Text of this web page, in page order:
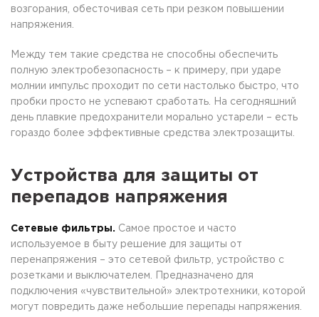
возгорания, обесточивая сеть при резком повышении
напряжения.
Между тем такие средства не способны обеспечить
полную электробезопасность – к примеру, при ударе
молнии импульс проходит по сети настолько быстро, что
пробки просто не успевают сработать. На сегодняшний
день плавкие предохранители морально устарели – есть
гораздо более эффективные средства электрозащиты.
Устройства для защиты от
перепадов напряжения
Сетевые фильтры. Самое простое и часто
используемое в быту решение для защиты от
перенапряжения – это сетевой фильтр, устройство с
розетками и выключателем. Предназначено для
подключения «чувствительной» электротехники, которой
могут повредить даже небольшие перепады напряжения.